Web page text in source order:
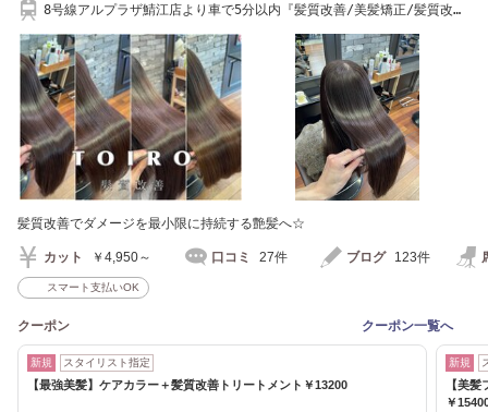
8号線アルプラザ鯖江店より車で5分以内『髪質改善/美髪矯正/髪質改善
髪質改善でダメージを最小限に持続する艶髪へ☆
カット ￥4,950～ 口コミ 27件 ブログ 123件
スマート支払いOK
クーポン クーポン一覧へ
新規 スタイリスト指定
【最強美髪】ケアカラー＋髪質改善トリートメント￥13200
新規
【美
￥